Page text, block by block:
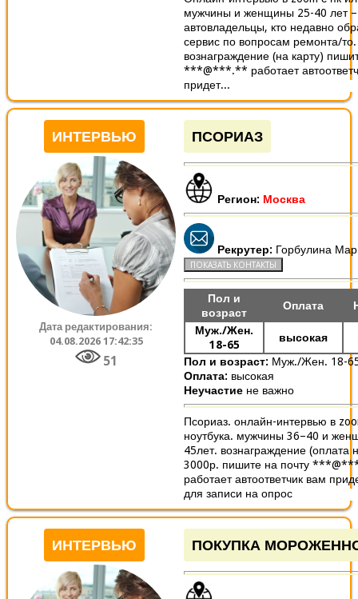
мужчины и женщины 25-40 лет –
автовладельцы, кто недавно
сервис по вопросам ремонта/то.
вознаграждение (на карту)
***@***.** работает
придет...
ИНТЕРВЬЮ
Дата редактирования:
04.08.2026 17:42:35
51
ПСОРИАЗ
Регион: Москва
Рекрутер: Горбулина
Пол и
возраст
Оплата
Муж./Жен.
18-65
высокая
Пол и возраст: Муж./Жен. 18-
Оплата: высокая
Неучастие не важно
Псориаз. онлайн-интервью в
ноутбука. мужчины 36–40 и
45лет. вознаграждение (оплата
3000р. пишите на почту
работает автоответчик вам
для записи на опрос
ИНТЕРВЬЮ ПОКУПКА